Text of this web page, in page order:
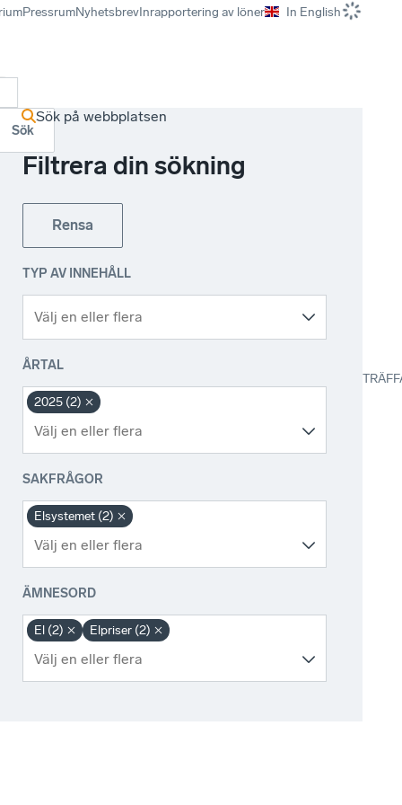
PressrumNyhetsbrevInrapportering av löner In English
Sök på webbplatsen
Filtrera din sökning
Rensa
TYP AV INNEHÅLL
ÅRTAL
2025 (2)
SAKFRÅGOR
Elsystemet (2)
ÄMNESORD
El (2) Elpriser (2)
Sök